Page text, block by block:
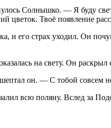
Солнышко. — Я буду
цветок. Твоё появление
его страх уходил. Он
на свету. Он
он. — С тобой совсем
всю поляну. Вслед за